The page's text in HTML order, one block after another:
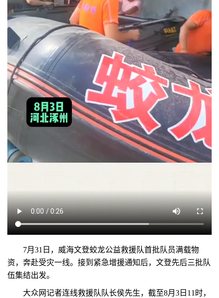
7月31日，威海文登蛟龙公益救援队首批队员满载物
资，奔赴受灾一线。接到紧急增援通知后，文登先后三批队
伍集结出发。
大众网记者连线救援队队长侯先生，截至8月3日11时，